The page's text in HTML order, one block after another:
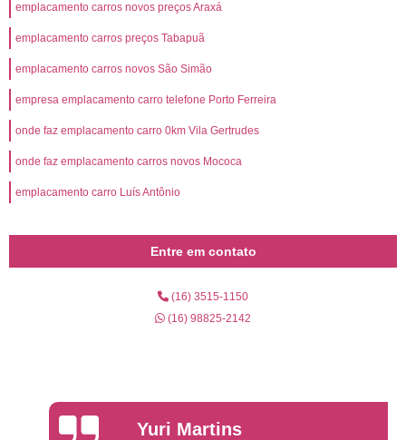
emplacamento carros novos preços Araxá
emplacamento carros preços Tabapuã
emplacamento carros novos São Simão
empresa emplacamento carro telefone Porto Ferreira
onde faz emplacamento carro 0km Vila Gertrudes
onde faz emplacamento carros novos Mococa
emplacamento carro Luís Antônio
Entre em contato
(16) 3515-1150
(16) 98825-2142
Yuri Martins